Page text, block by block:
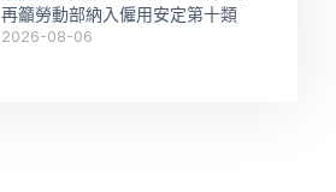
再籲勞動部納入僱用安定第十類
2026-08-06